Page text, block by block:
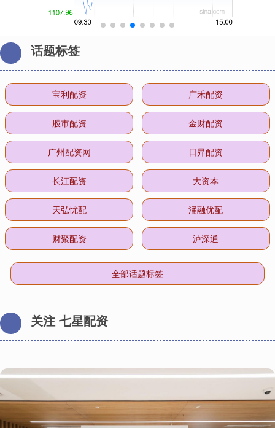
话题标签
宝利配资 广禾配资
股市配资 金财配资
广州配资网 日昇配资
长江配资 大资本
天弘忧配 涌融优配
财聚配资 泸深通
全部话题标签
关注 七星配资